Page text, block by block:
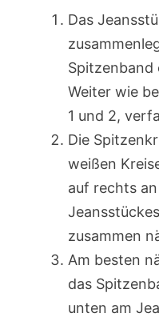
Das
Spitzenband
Weiter wie
1 und 2,
Die
weißen
auf rechts
zusammen
Am besten
das
unten am